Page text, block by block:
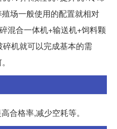
场一般使用的配置就相对
混合一体机+输送机+饲料颗
机就可以完成基本的需
合格率,减少空耗等。